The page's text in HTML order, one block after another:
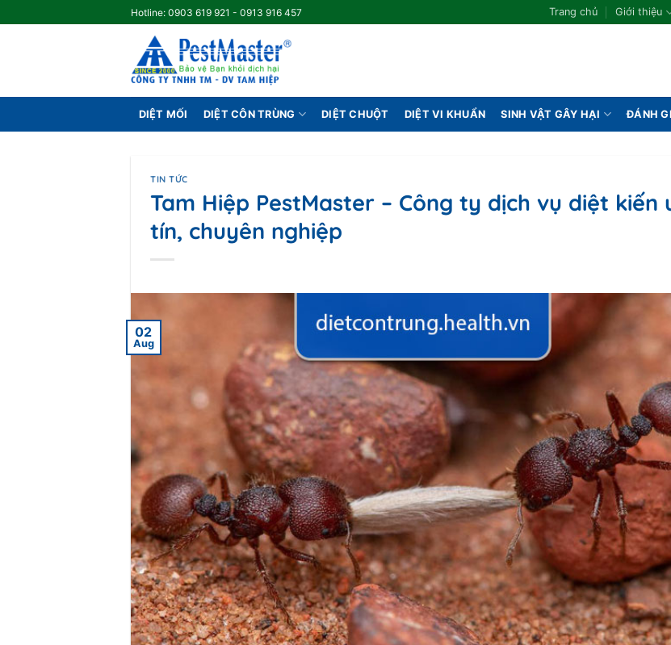
to
Hotline: 0903 619 921 - 0913 916 457 Trang chủ Giới thiệu
DIỆT MỐI DIỆT CÔN TRÙNG DIỆT CHUỘT DIỆT VI KHUẨN SINH VẬT GÂY HẠI ĐÁNH
TIN TỨC
Tam Hiệp PestMaster – Công ty dịch vụ diệt kiến
tín, chuyên nghiệp
02
Aug